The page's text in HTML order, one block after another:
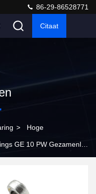
86-29-86528771
Citaat
> Hoge
GE 10 PW Gezamenlijk